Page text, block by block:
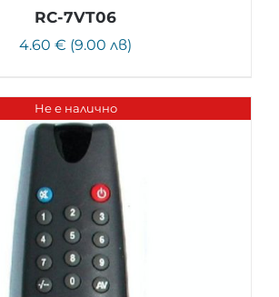
RC-7VT06
4.60 € (9.00 лв)
Не е налично